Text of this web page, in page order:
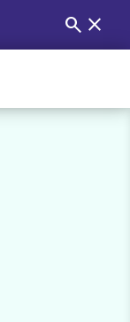
Buscar:
search close